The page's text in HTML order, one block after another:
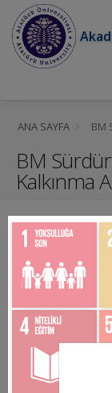
ANA SAYFA BM
BM
Kalkınma